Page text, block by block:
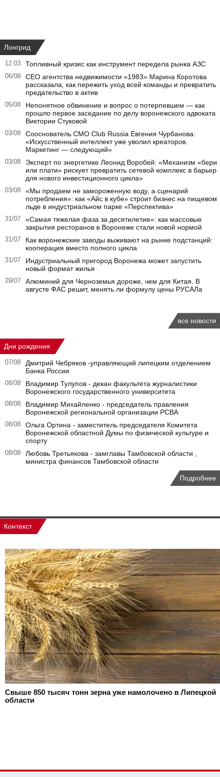
Лонгрид
12:03 Топливный кризис как инструмент передела рынка АЗС
06/08
CEO агентства недвижимости «1983» Марина Коротова
рассказала, как пережить уход всей команды и превратить
предательство в актив
05/08
Непонятное обвинение и вопрос о потерпевшем — как
прошло первое заседание по делу воронежского адвоката
Виктории Стуковой
03/08
Сооснователь CMO Club Russia Евгения Чурбанова:
«Искусственный интеллект уже уволил креаторов.
Маркетинг — следующий»
03/08
Эксперт по энергетике Леонид Воробей: «Механизм «бери
или плати» рискует превратить сетевой комплекс в барьер
для нового инвестиционного цикла»
03/08
«Мы продаем не замороженную воду, а сценарий
потребления»: как «Айс в кубе» строит бизнес на пищевом
льде в индустриальном парке «Перспектива»
31/07
«Самая тяжелая фаза за десятилетие»: как массовые
закрытия ресторанов в Воронеже стали новой нормой
31/07
Как воронежские заводы выживают на рынке подстанций:
кооперация вместо полного цикла
31/07
Индустриальный пригород Воронежа может запустить
новый формат жилья
29/07
Алюминий для Черноземья дороже, чем для Китая. В
августе ФАС решит, менять ли формулу цены РУСАЛа
все новости
Дни рождения
07/08
Дмитрий Чебряков -управляющий липецким отделением
Банка России
08/08
Владимир Тулупов - декан факультета журналистики
Воронежского государственного университета
08/08
Владимир Михайленко - председатель правления
Воронежской региональной организации РСВА
08/08
Ольга Ортина - заместитель председателя Комитета
Воронежской областной Думы по физической культуре и
спорту
08/08
Любовь Третьякова - замглавы Тамбовской области ,
министра финансов Тамбовской области
Подробнее
Контекст
Свыше 850 тысяч тонн зерна уже намолочено в Липецкой
области